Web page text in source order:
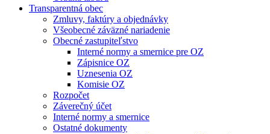
Transparentná obec
Zmluvy, faktúry a objednávky
Všeobecné záväzné nariadenie
Obecné zastupiteľstvo
Interné normy a smernice pre OZ
Zápisnice OZ
Uznesenia OZ
Komisie OZ
Rozpočet
Záverečný účet
Interné normy a smernice
Ostatné dokumenty